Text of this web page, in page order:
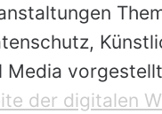
Media
der digitalen